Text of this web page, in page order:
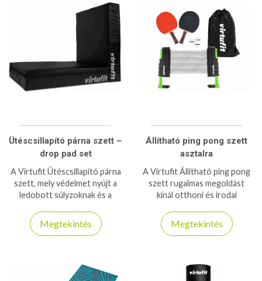
Ütéscsillapító párna szett –
drop pad set
A Virtufit Ütéscsillapító párna
szett, mely védelmet nyújt a
ledobott súlyzoknak és a
megjelenést kölcsönöz a
teremben
Megtekintés
Állítható ping pong szett
asztalra
A Virtufit Állítható ping pong
szett rugalmas megoldást
kínál otthoni és irodai
felszerelhető bármilyen
asztalra.
Megtekintés